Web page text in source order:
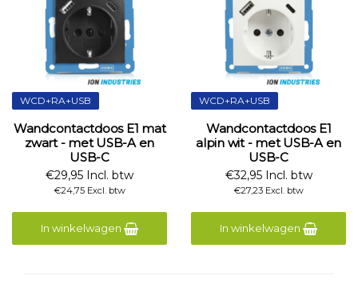
WCD+RA+USB
Wandcontactdoos E1 mat
zwart - met USB-A en
USB-C
€29,95 Incl. btw
€24,75 Excl. btw
In winkelwagen
WCD+RA+USB
Wandcontactdoos E1
alpin wit - met USB-A en
USB-C
€32,95 Incl. btw
€27,23 Excl. btw
In winkelwagen